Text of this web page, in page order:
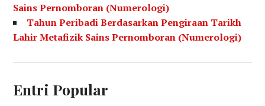
Sains Pernomboran (Numerologi)
Tahun Peribadi Berdasarkan Pengiraan Tarikh
Lahir Metafizik Sains Pernomboran (Numerologi)
Entri Popular